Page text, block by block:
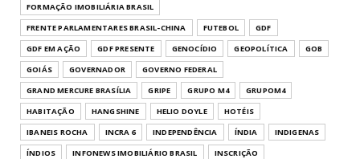
FORMAÇÃO IMOBILIÁRIA BRASIL
FRENTE PARLAMENTARES BRASIL-CHINA
FUTEBOL
GDF
GDF EM AÇÃO
GDF PRESENTE GENOCÍDIO GEOPOLÍTICA
GOB
GOIÁS
GOVERNADOR
GOVERNO FEDERAL
GRAND MERCURE BRASÍLIA
GRIPE GRUPO M4
GRUPOM4
HABITAÇÃO
HANGSHINE HELIO DOYLE
HOTÉIS
IBANEIS ROCHA
INCRA 6 INDEPENDÊNCIA ÍNDIA
INDIGENAS
ÍNDIOS
INFONEWS IMOBILIÁRIO BRASIL
INSCRIÇÃO